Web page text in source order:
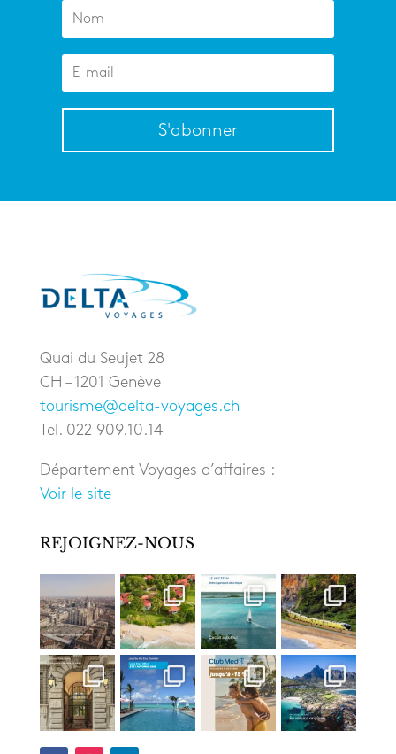
S'abonner
Quai du Seujet 28
CH – 1201 Genève
tourisme@delta-voyages.ch
Tel. 022 909.10.14
Département Voyages d’affaires :
Voir le site
REJOIGNEZ-NOUS